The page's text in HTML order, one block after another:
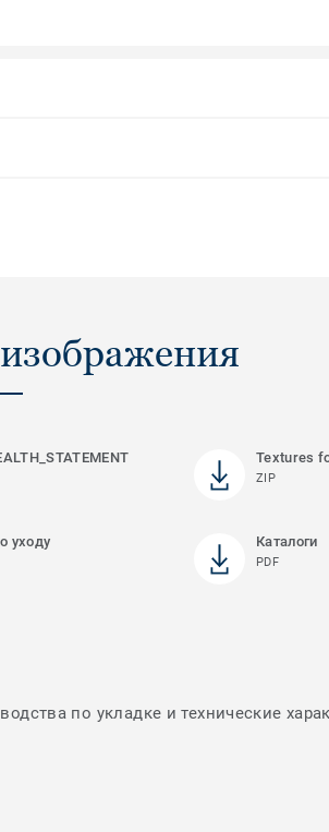
Textures
ZIP
уходу Каталоги
PDF
по укладке и технические